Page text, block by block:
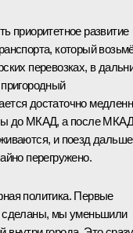
приоритетное развитие
который
перевозках, в
достаточно
до МКАД, а после МКАД
и поезд дальше
перегружено.
политика. Первые
сделаны, мы уменьшили